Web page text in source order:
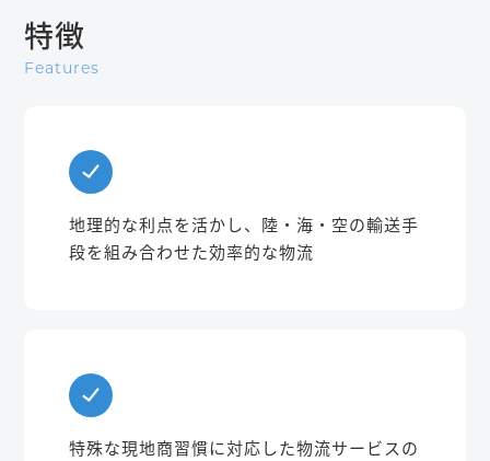
特徴
Features
地理的な利点を活かし、陸・海・空の輸送手
段を組み合わせた効率的な物流
特殊な現地商習慣に対応した物流サービスの